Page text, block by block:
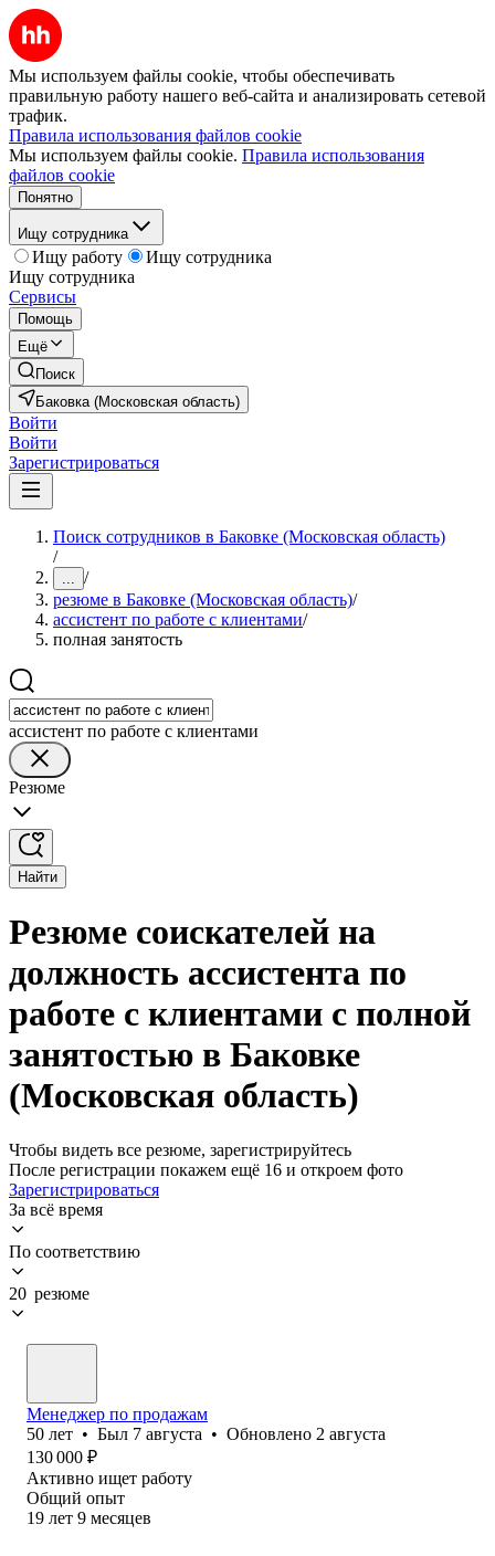
Мы используем файлы cookie, чтобы обеспечивать
правильную работу нашего веб-сайта и анализировать сетевой
трафик.
Правила использования файлов cookie
Мы используем файлы cookie. Правила использования
файлов cookie
Понятно
Ищу сотрудника
Ищу работу
Ищу сотрудника
Ищу сотрудника
Сервисы
Помощь
Ещё
Поиск
Баковка (Московская область)
Войти
Войти
Зарегистрироваться
Поиск сотрудников в Баковке (Московская область)
/
... /
резюме в Баковке (Московская область)/
ассистент по работе с клиентами/
полная занятость
ассистент по работе с клиентами
Резюме
Найти
Резюме соискателей на
должность ассистента по
работе с клиентами с полной
занятостью в Баковке
(Московская область)
Чтобы видеть все резюме, зарегистрируйтесь
После регистрации покажем ещё 16 и откроем фото
Зарегистрироваться
За всё время
По соответствию
20 резюме
Менеджер по продажам
50 лет • Был 7 августа • Обновлено 2 августа
130 000 ₽
Активно ищет работу
Общий опыт
19 лет 9 месяцев